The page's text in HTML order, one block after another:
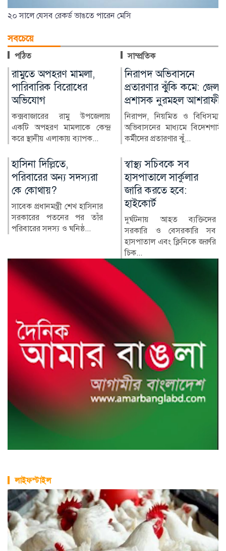
২০ সালে যেসব রেকর্ড ভাঙতে পারেন মেসি
সবচেয়ে
পঠিত সাম্প্রতিক
নিরাপদ অভিবাসনে
প্রতারণার ঝুঁকি কমে: জেলা
প্রশাসক নুরমহল আশরাফী
নিরাপদ, নিয়মিত ও বিধিসম্মত
অভিবাসনের মাধ্যমে বিদেশগামী
কর্মীদের প্রতারণার ঝুঁ...
জুলাই স্মৃতি জাদুঘর
উদ্বোধন করলেন প্রধানমন্ত্রী
জুলাই গণঅভ্যুত্থানের স্মৃতি
সংরক্ষণ ও পরবর্তী প্রজন্মের কাছে
এর ইতিহাস তুলে ধ...
স্বাস্থ্য সচিবকে সব
হাসপাতালে সার্কুলার
জারি করতে হবে:
হাইকোর্ট
দুর্ঘটনায় আহত ব্যক্তিদের
সরকারি ও বেসরকারি সব
র‍্যাবের পরিবর্তে নতুন
বাহিনী, কী আছে খসড়া
আইনে?
র‍্যাপিড অ্যাকশন ব্যাটালিয়ন
(র‍্যাব) বিলুপ্ত করে স্পেশাল
রেসপন্স ব্যা...
লাইফস্টাইল